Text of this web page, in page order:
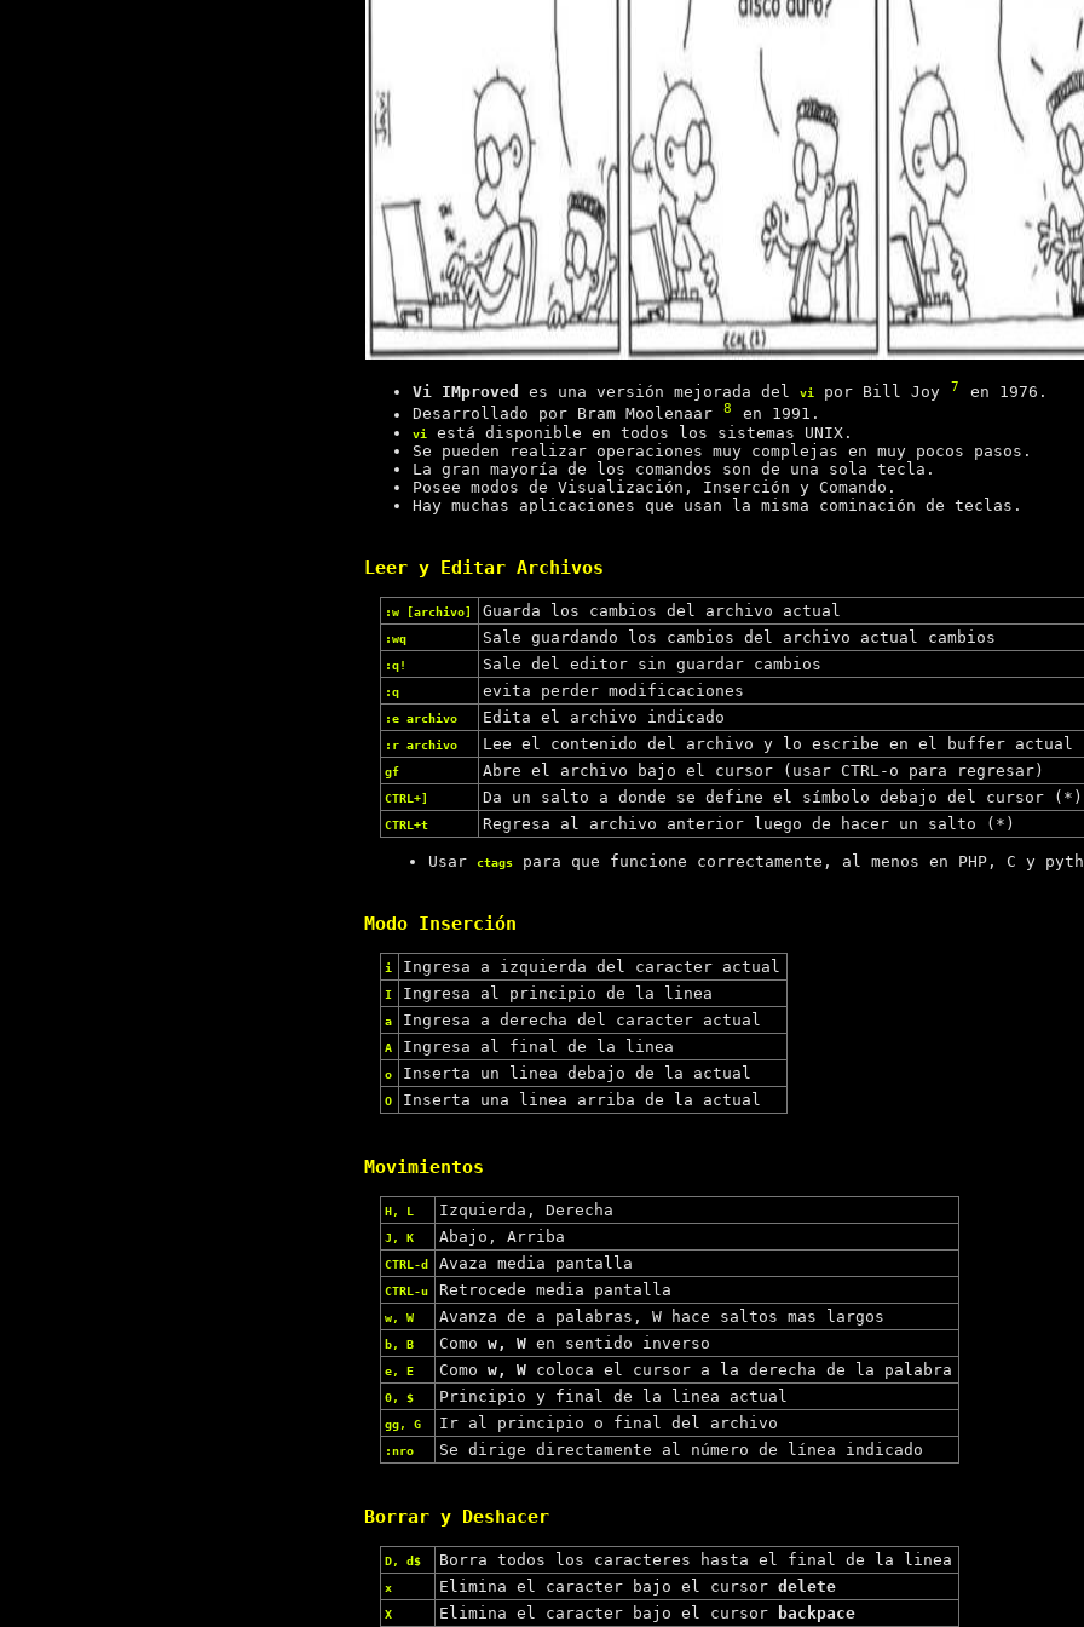
Vi IMproved es una versión mejorada del vipor Bill Joy 7
en 1976.
Desarrollado por Bram Moolenaar
8 en 1991.
vi
está disponible en todos los sistemas UNIX.
Se pueden realizar operaciones muy complejas en muy pocos pasos.
La gran mayoría de los comandos son de una sola tecla.
Posee modos de Visualización, Inserción y Comando.
Hay muchas aplicaciones que usan la misma cominación de teclas.
Leer y Editar Archivos
:w [archivo] Guarda los cambios del archivo actual
:wq Sale guardando los cambios del archivo actual cambios
:q! Sale del editor sin guardar cambios
:q evita perder modificaciones
:e archivo Edita el archivo indicado
:r archivo Lee el contenido del archivo y lo escribe en el buffer actual
gf Abre el archivo bajo el cursor (usar CTRL-o para regresar)
CTRL+] Da un salto a donde se define el símbolo debajo del cursor (*)
CTRL+t Regresa al archivo anterior luego de hacer un salto (*)
Usar ctagspara que funcione correctamente, al menos en PHP, C y
Modo Inserción
i Ingresa a izquierda del caracter actual
I Ingresa al principio de la linea
a Ingresa a derecha del caracter actual
A Ingresa al final de la linea
o Inserta un linea debajo de la actual
O Inserta una linea arriba de la actual
Movimientos
H, L Izquierda, Derecha
J, K Abajo, Arriba
CTRL-d Avaza media pantalla
CTRL-u Retrocede media pantalla
w, W Avanza de a palabras, W hace saltos mas largos
b, B Comow, W en sentido inverso
e, E Comow, W coloca el cursor a la derecha de la palabra
0, $ Principio y final de la linea actual
gg, G Ir al principio o final del archivo
:nro Se dirige directamente al número de línea indicado
Borrar y Deshacer
D, d$ Borra todos los caracteres hasta el final de la linea
x Elimina el caracter bajo el cursordelete
X Elimina el caracter bajo el cursor backpace